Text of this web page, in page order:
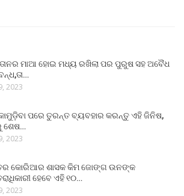
ମାଆ ହୋଇ ମଧ୍ୟ ରଖିଲା ପର ପୁରୁଷ ସହ ଅବୈଧ
2023
ପରେ ତୁରନ୍ତ ବ୍ୟବହାର କରନ୍ତୁ ଏହି ଜିନିଷ,
ଶେଷ…
2023
କୋରିଆର ଶାସକ କିମ ଜୋଙ୍ଗ ଉନଙ୍କ
ହେବେ ଏହି ୧୦…
2023